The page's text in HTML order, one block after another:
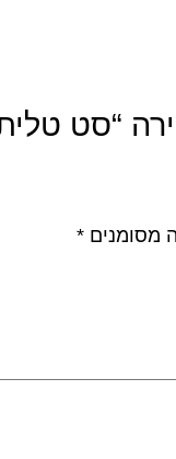
“סט טלית
מסומנים *